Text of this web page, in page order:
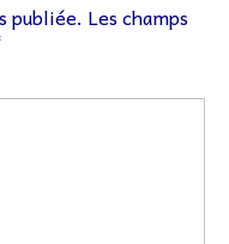
publiée. Les champs